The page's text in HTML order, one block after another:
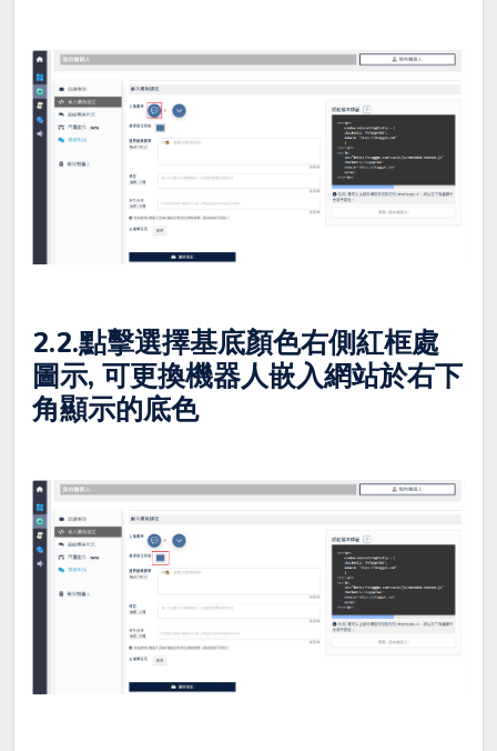
2.2.點擊選擇基底顏色右側紅框處
圖示, 可更換機器人嵌入網站於右下
角顯示的底色